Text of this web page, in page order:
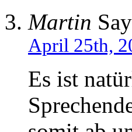
Martin
April 25th,
Es ist